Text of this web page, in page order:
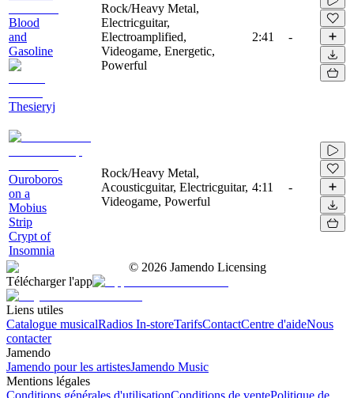
Blood
and
Gasoline
Thesieryj
Rock/Heavy Metal,
Electricguitar,
Electroamplified,
Videogame, Energetic,
Powerful
2:41 -
Ouroboros
on a
Mobius
Strip
Crypt of
Insomnia
Rock/Heavy Metal,
Acousticguitar, Electricguitar,
Videogame, Powerful
4:11 -
© 2026 Jamendo Licensing
Télécharger l'app
Liens utiles
Catalogue musicalRadios In-storeTarifsContactCentre d'aideNous
contacter
Jamendo
Jamendo pour les artistesJamendo Music
Mentions légales
Conditions générales d'utilisationConditions de ventePolitique de